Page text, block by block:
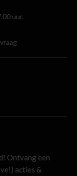
uur.
Ontvang een
acties &